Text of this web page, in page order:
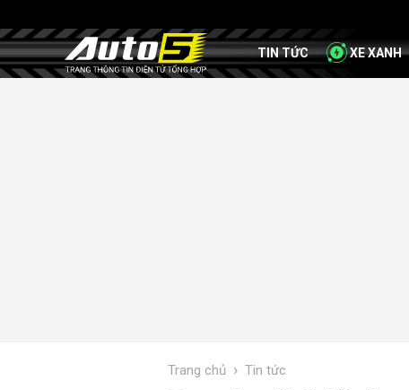
TIN TỨC XE XANH
Trang chủ › Tin tức